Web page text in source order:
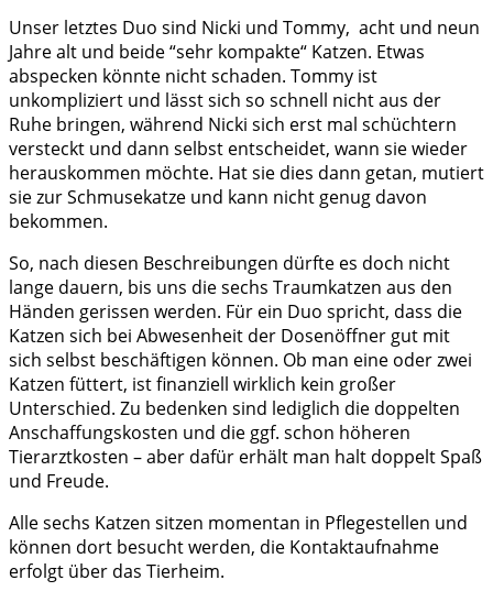
Unser letztes Duo sind Nicki und Tommy, acht und neun
Jahre alt und beide “sehr kompakte“ Katzen. Etwas
abspecken könnte nicht schaden. Tommy ist
unkompliziert und lässt sich so schnell nicht aus der
Ruhe bringen, während Nicki sich erst mal schüchtern
versteckt und dann selbst entscheidet, wann sie wieder
herauskommen möchte. Hat sie dies dann getan, mutiert
sie zur Schmusekatze und kann nicht genug davon
bekommen.
So, nach diesen Beschreibungen dürfte es doch nicht
lange dauern, bis uns die sechs Traumkatzen aus den
Händen gerissen werden. Für ein Duo spricht, dass die
Katzen sich bei Abwesenheit der Dosenöffner gut mit
sich selbst beschäftigen können. Ob man eine oder zwei
Katzen füttert, ist finanziell wirklich kein großer
Unterschied. Zu bedenken sind lediglich die doppelten
Anschaffungskosten und die ggf. schon höheren
Tierarztkosten – aber dafür erhält man halt doppelt Spaß
und Freude.
Alle sechs Katzen sitzen momentan in Pflegestellen und
können dort besucht werden, die Kontaktaufnahme
erfolgt über das Tierheim.